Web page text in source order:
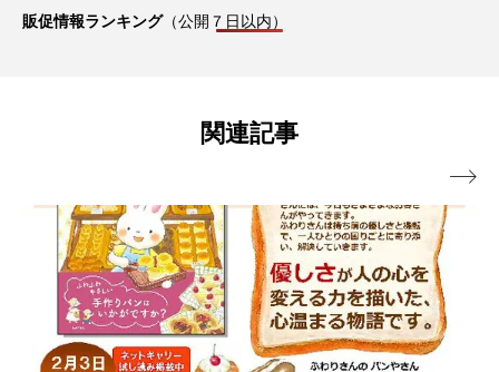
販促情報ランキング（公開７日以内）
関連記事
